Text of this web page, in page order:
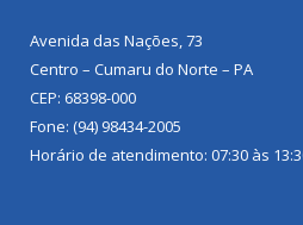
Avenida das Nações, 73
Centro – Cumaru do Norte – PA
CEP: 68398-000
Fone: (94) 98434-2005
Horário de atendimento: 07:30 às